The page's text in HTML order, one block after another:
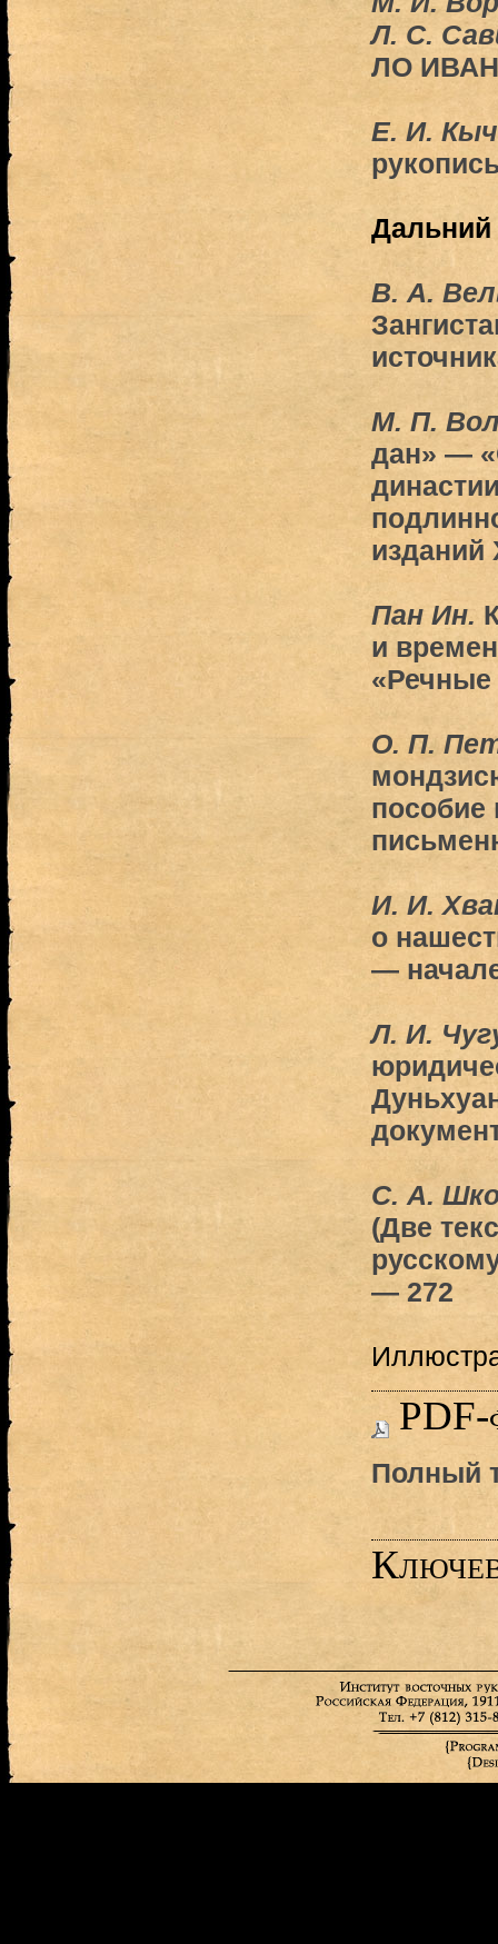
Л. С.
ЛО
Е. И.
Дальний
В. А.
М. П.
дан» —
изданий
Пан Ин.
и
О. П.
пособие
И. И.
о
—
Л. И.
С. А.
(Две
— 272
PDF-
Полный